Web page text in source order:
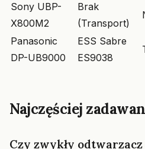
Sony UBP-
X800M2
Brak
(Transport)
Panasonic
DP-UB9000
ESS Sabre
ES9038
Najczęściej
Czy zwykły